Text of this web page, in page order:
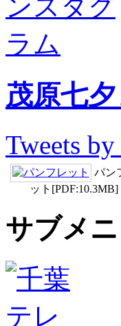
茂原七
Tweets
パン
ット[PDF:10.3MB]
サブメ